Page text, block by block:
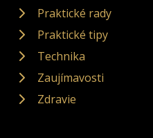
Praktické rady
Praktické tipy
Technika
Zaujímavosti
Zdravie